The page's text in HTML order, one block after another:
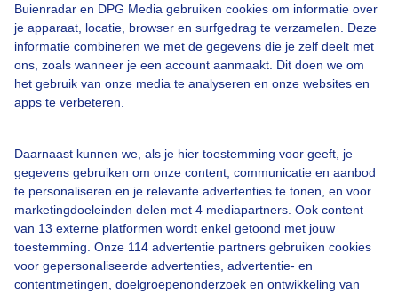
Buienradar en DPG Media gebruiken cookies om informatie over
je apparaat, locatie, browser en surfgedrag te verzamelen. Deze
informatie combineren we met de gegevens die je zelf deelt met
ons, zoals wanneer je een account aanmaakt. Dit doen we om
het gebruik van onze media te analyseren en onze websites en
apps te verbeteren.
Daarnaast kunnen we, als je hier toestemming voor geeft, je
gegevens gebruiken om onze content, communicatie en aanbod
te personaliseren en je relevante advertenties te tonen, en voor
marketingdoeleinden delen met 4 mediapartners. Ook content
van 13 externe platformen wordt enkel getoond met jouw
toestemming. Onze 114 advertentie partners gebruiken cookies
voor gepersonaliseerde advertenties, advertentie- en
contentmetingen, doelgroepenonderzoek en ontwikkeling van
#blauwelucht Weerspiegeling Zomer
Bekijk slideshow
Een moment geduld aub...